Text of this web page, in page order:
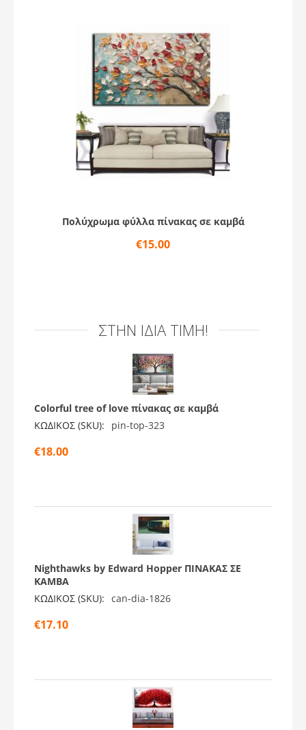
Πολύχρωμα φύλλα πίνακας σε καμβά
€15.00
ΣΤΗΝ ΊΔΙΑ ΤΙΜΉ!
Colorful tree of love πίνακας σε καμβά
ΚΩΔΙΚΟΣ (SKU):
pin-top-323
€18.00
Nighthawks by Edward Hopper ΠΙΝΑΚΑΣ ΣΕ
ΚΑΜΒΑ
ΚΩΔΙΚΟΣ (SKU): can-dia-1826
€17.10